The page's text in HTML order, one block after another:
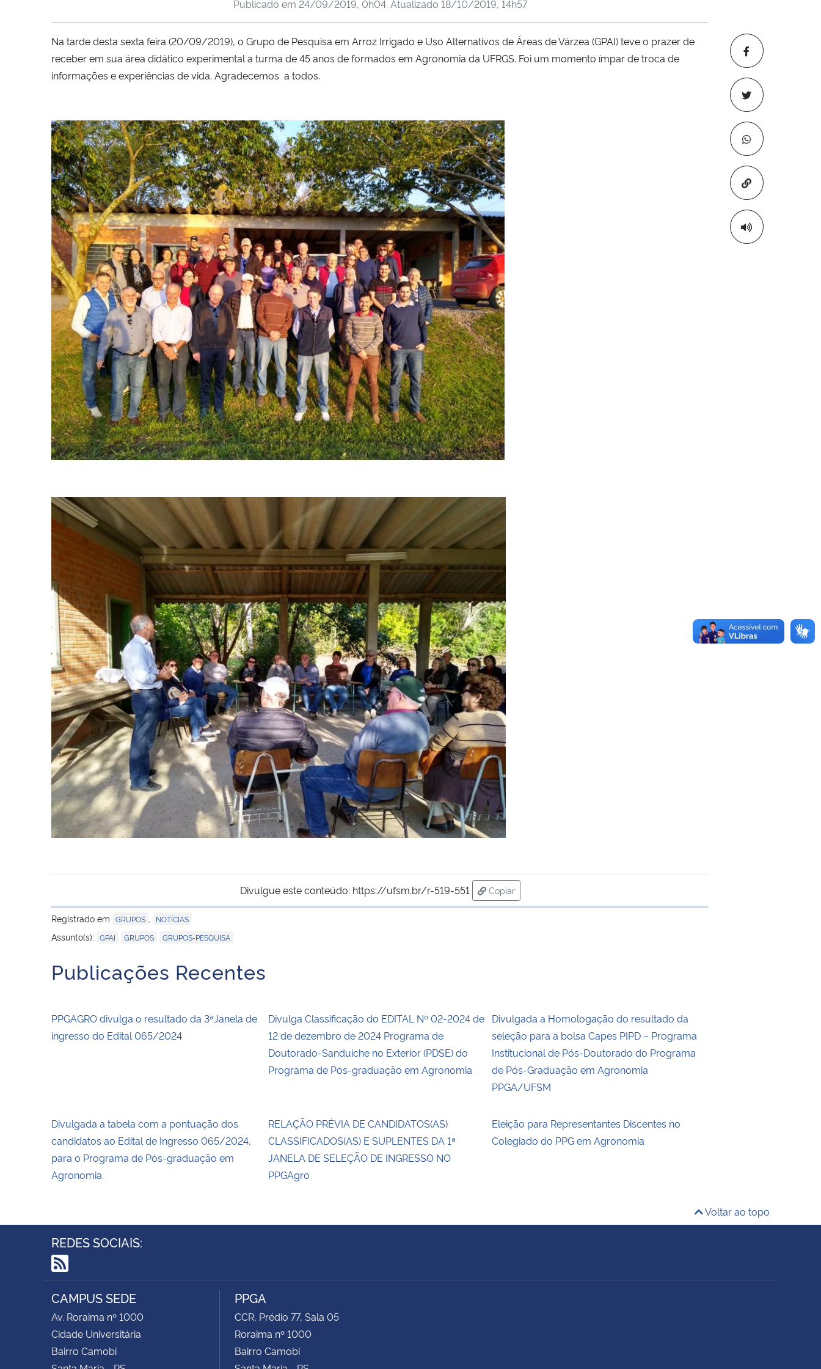
Copiar para
Publicado em 24/09/2019, 0h04. Atualizado 18/10/2019, 14h57
Na tarde desta sexta feira (20/09/2019), o Grupo de Pesquisa em Arroz Irrigado e Uso Alternativos de Áreas de Várzea (GPAI) teve o prazer de
receber em sua área didático experimental a turma de 45 anos de formados em Agronomia da UFRGS. Foi um momento ímpar de troca de
informações e experiências de vida. Agradecemos a todos.
Divulgue este conteúdo: https://ufsm.br/r-519-551
Copiar
para área de transferência
Registrado em GRUPOS NOTÍCIAS
Assunto(s): GPAI GRUPOS GRUPOS-PESQUISA
Publicações Recentes
PPGAGRO divulga o resultado da 3ªJanela de
ingresso do Edital 065/2024
Divulga Classificação do EDITAL Nº 02-2024 de
12 de dezembro de 2024 Programa de
Doutorado-Sanduiche no Exterior (PDSE) do
Programa de Pós-graduação em Agronomia
Divulgada a Homologação do resultado da
seleção para a bolsa Capes PIPD – Programa
Institucional de Pós-Doutorado do Programa
de Pós-Graduação em Agronomia
PPGA/UFSM
Divulgada a tabela com a pontuação dos
candidatos ao Edital de Ingresso 065/2024,
para o Programa de Pós-graduação em
Agronomia.
RELAÇÃO PRÉVIA DE CANDIDATOS(AS)
CLASSIFICADOS(AS) E SUPLENTES DA 1ª
JANELA DE SELEÇÃO DE INGRESSO NO
PPGAgro
Eleição para Representantes Discentes no
Colegiado do PPG em Agronomia
Voltar ao topo
REDES SOCIAIS:
RSS
CAMPUS SEDE
Av. Roraima nº 1000
Cidade Universitária
Bairro Camobi
PPGA
CCR, Prédio 77, Sala 05
Roraima nº 1000
Bairro Camobi